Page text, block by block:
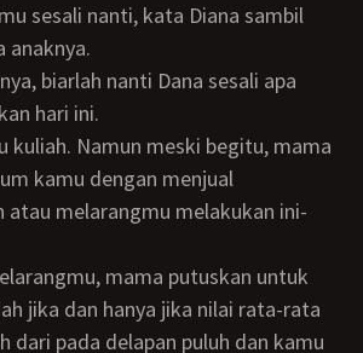
sesali nanti, kata Diana sambil
anaknya.
hari ini.
kamu dengan menjual
atau melarangmu melakukan ini-
jika dan hanya jika nilai rata-rata
dari pada delapan puluh dan kamu